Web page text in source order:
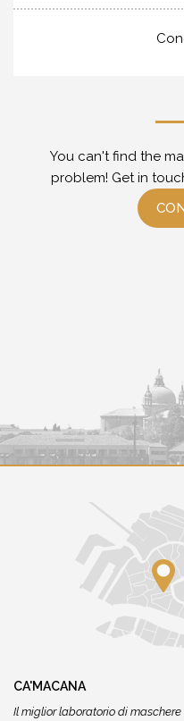
You can't find the
problem! Get in
CA'MACANA
Il miglior laboratorio di maschere